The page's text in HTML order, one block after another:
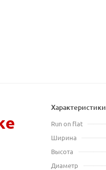
Характеристики
Run on flat
Ширина
Высота
Диаметр